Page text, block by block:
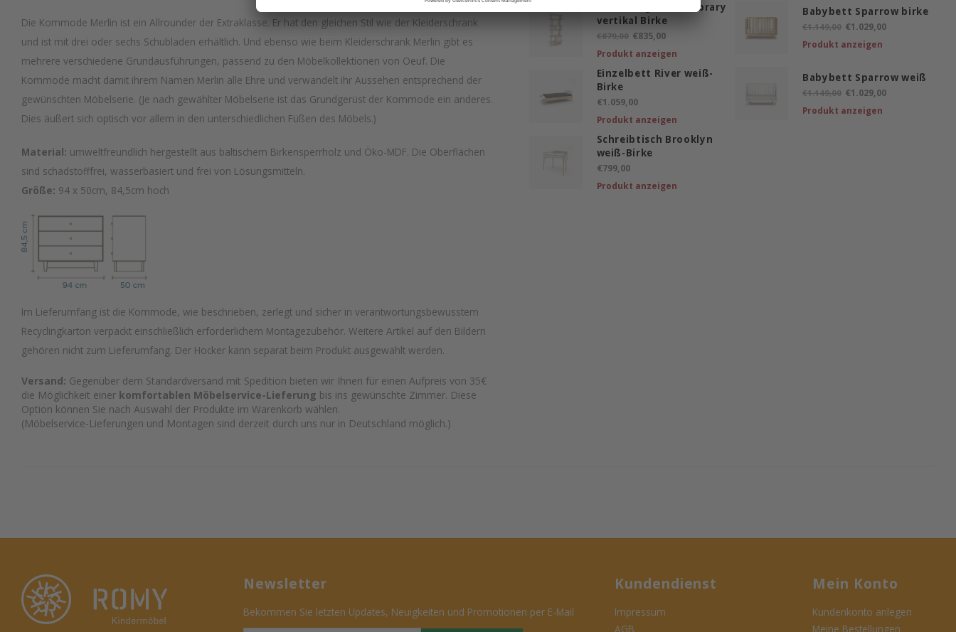
Die Kommode Merlin ist ein Allrounder der Extraklasse. Er hat den gleichen Stil wie der Kleiderschrank
und ist mit drei oder sechs Schubladen erhältlich. Und ebenso wie beim Kleiderschrank Merlin gibt es
mehrere verschiedene Grundausführungen, passend zu den Möbelkollektionen von Oeuf. Die
Kommode macht damit ihrem Namen Merlin alle Ehre und verwandelt ihr Aussehen entsprechend der
gewünschten Möbelserie. (Je nach gewählter Möbelserie ist das Grundgerüst der Kommode ein anderes.
Dies äußert sich optisch vor allem in den unterschiedlichen Füßen des Möbels.)
Material: umweltfreundlich hergestellt aus baltischem Birkensperrholz und Öko-MDF. Die Oberflächen
sind schadstofffrei, wasserbasiert und frei von Lösungsmitteln.
Größe: 94 x 50cm, 84,5cm hoch
Im Lieferumfang ist die Kommode, wie beschrieben, zerlegt und sicher in verantwortungsbewusstem
Recyclingkarton verpackt einschließlich erforderlichem Montagezubehör. Weitere Artikel auf den Bildern
gehören nicht zum Lieferumfang. Der Hocker kann separat beim Produkt ausgewählt werden.
Versand: Gegenüber dem Standardversand mit Spedition bieten wir Ihnen für einen Aufpreis von 35€
die Möglichkeit einer komfortablen Möbelservice-Lieferung bis ins gewünschte Zimmer. Diese
Option können Sie nach Auswahl der Produkte im Warenkorb wählen.
(Möbelservice-Lieferungen und Montagen sind derzeit durch uns nur in Deutschland möglich.)
Bücherregal Mini Library
vertikal Birke
€879,00 €835,00
Produkt anzeigen
Babybett Sparrow birke
€1.149,00 €1.029,00
Produkt anzeigen
Einzelbett River weiß-
Birke
€1.059,00
Produkt anzeigen
Babybett Sparrow weiß
€1.149,00 €1.029,00
Produkt anzeigen
Schreibtisch Brooklyn
weiß-Birke
€799,00
Produkt anzeigen
Newsletter
Bekommen Sie letzten Updates, Neuigkeiten und Promotionen per E-Mail
Kundendienst
Impressum
AGB
Mein Konto
Kundenkonto anlegen
Meine Bestellungen